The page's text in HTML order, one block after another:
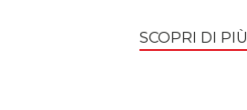
SCOPRI DI PIÙ